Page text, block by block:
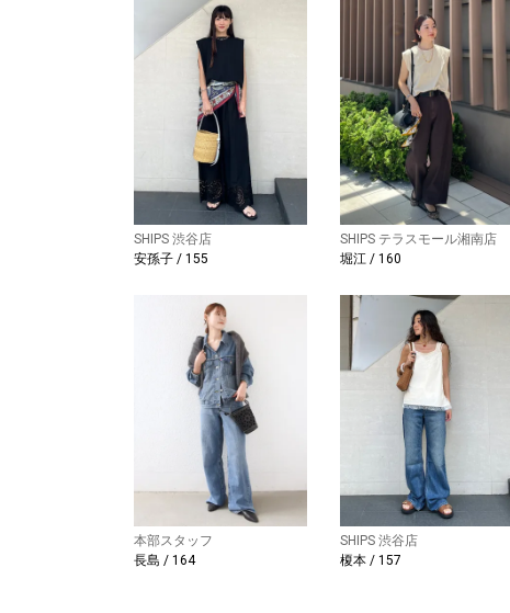
SHIPS 渋谷店
安孫子 / 155
SHIPS テラスモール湘南店
堀江 / 160
本部スタッフ
長島 / 164
SHIPS 渋谷店
榎本 / 157